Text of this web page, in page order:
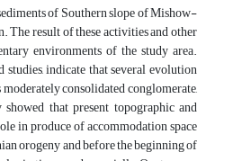
of Southern slope of Mishow-
result of these activities and other
environments of the study area.
indicate that several evolution
consolidated conglomerate,
that present topographic and
in produce of accommodation space
orogeny and before the beginning of